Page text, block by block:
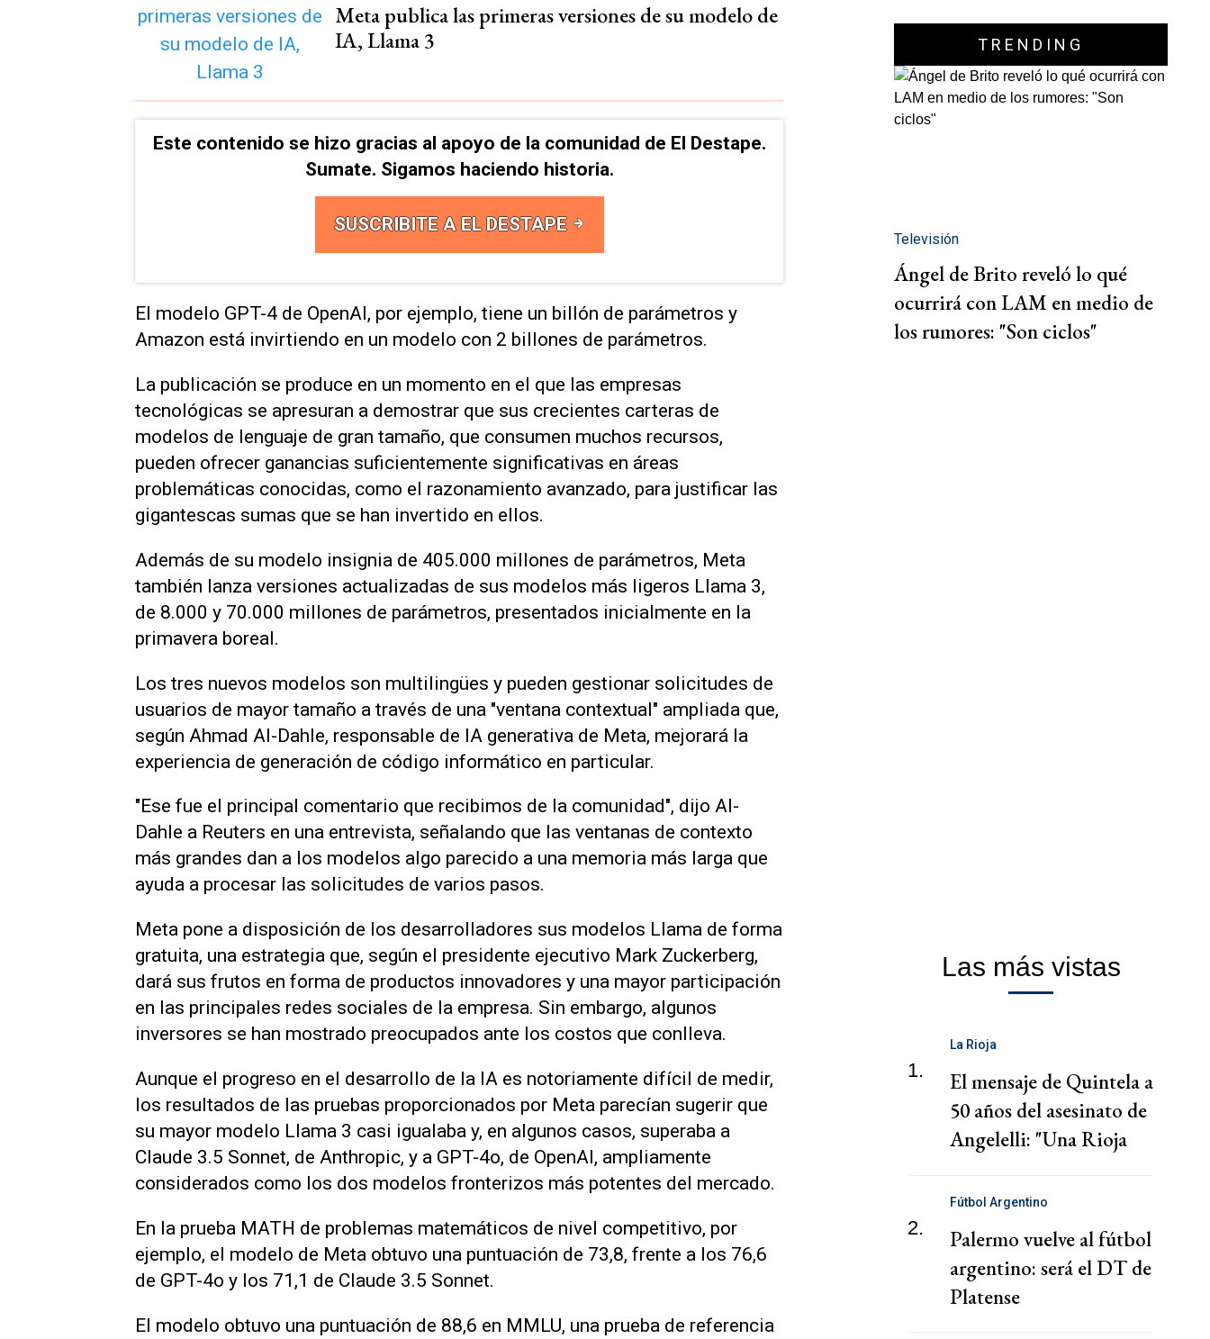
Meta publica las primeras versiones de su modelo de
IA, Llama 3
Este contenido se hizo gracias al apoyo de la comunidad de El Destape.
Sumate. Sigamos haciendo historia.
SUSCRIBITE A EL DESTAPE
El modelo GPT-4 de OpenAI, por ejemplo, tiene un billón de parámetros y
Amazon está invirtiendo en un modelo con 2 billones de parámetros.
La publicación se produce en un momento en el que las empresas
tecnológicas se apresuran a demostrar que sus crecientes carteras de
modelos de lenguaje de gran tamaño, que consumen muchos recursos,
pueden ofrecer ganancias suficientemente significativas en áreas
problemáticas conocidas, como el razonamiento avanzado, para justificar las
gigantescas sumas que se han invertido en ellos.
Además de su modelo insignia de 405.000 millones de parámetros, Meta
también lanza versiones actualizadas de sus modelos más ligeros Llama 3,
de 8.000 y 70.000 millones de parámetros, presentados inicialmente en la
primavera boreal.
Los tres nuevos modelos son multilingües y pueden gestionar solicitudes de
usuarios de mayor tamaño a través de una "ventana contextual" ampliada que,
según Ahmad Al-Dahle, responsable de IA generativa de Meta, mejorará la
experiencia de generación de código informático en particular.
"Ese fue el principal comentario que recibimos de la comunidad", dijo Al-
Dahle a Reuters en una entrevista, señalando que las ventanas de contexto
más grandes dan a los modelos algo parecido a una memoria más larga que
ayuda a procesar las solicitudes de varios pasos.
Meta pone a disposición de los desarrolladores sus modelos Llama de forma
gratuita, una estrategia que, según el presidente ejecutivo Mark Zuckerberg,
dará sus frutos en forma de productos innovadores y una mayor participación
en las principales redes sociales de la empresa. Sin embargo, algunos
inversores se han mostrado preocupados ante los costos que conlleva.
Aunque el progreso en el desarrollo de la IA es notoriamente difícil de medir,
los resultados de las pruebas proporcionados por Meta parecían sugerir que
su mayor modelo Llama 3 casi igualaba y, en algunos casos, superaba a
Claude 3.5 Sonnet, de Anthropic, y a GPT-4o, de OpenAI, ampliamente
considerados como los dos modelos fronterizos más potentes del mercado.
En la prueba MATH de problemas matemáticos de nivel competitivo, por
ejemplo, el modelo de Meta obtuvo una puntuación de 73,8, frente a los 76,6
de GPT-4o y los 71,1 de Claude 3.5 Sonnet.
El modelo obtuvo una puntuación de 88,6 en MMLU, una prueba de referencia
TRENDING
Televisión
Ángel de Brito reveló lo qué
ocurrirá con LAM en medio de
los rumores: "Son ciclos"
Las más vistas
1.
La Rioja
El mensaje de Quintela a
50 años del asesinato de
Angelelli: "Una Rioja
2.
Fútbol Argentino
Palermo vuelve al fútbol
argentino: será el DT de
Platense